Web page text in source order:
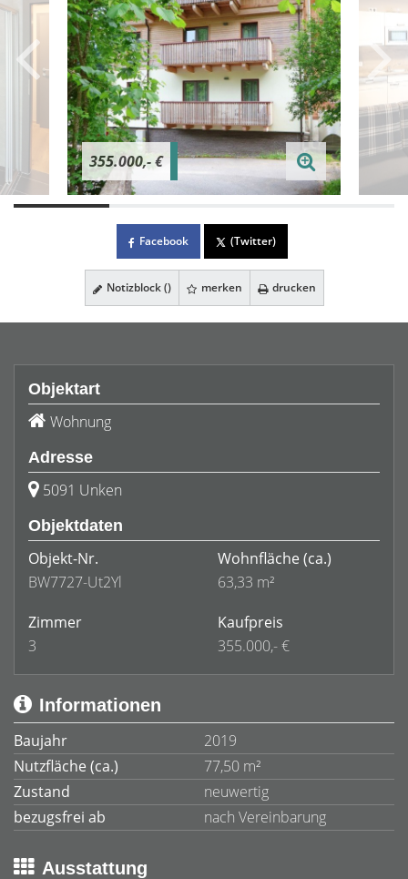
355.000,- €
Facebook (Twitter)
Notizblock () merken drucken
Objektart
Wohnung
Adresse
5091 Unken
Objektdaten
Objekt-Nr.
BW7727-Ut2Yl
Wohnfläche (ca.)
63,33 m²
Zimmer
3
Kaufpreis
355.000,- €
Informationen
Baujahr
2019
Nutzfläche (ca.)
77,50 m²
Zustand
neuwertig
bezugsfrei ab
nach Vereinbarung
Ausstattung